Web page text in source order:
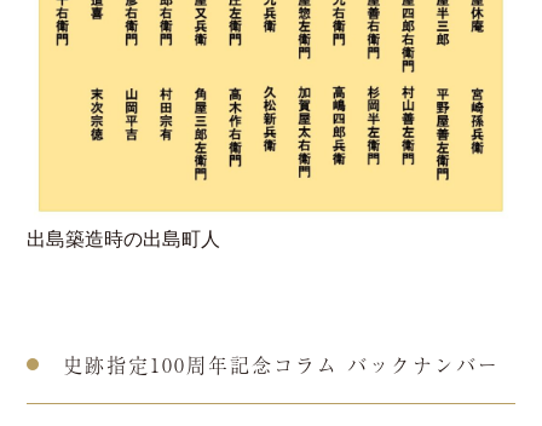
出島築造時の出島町人
史跡指定100周年記念コラム バックナンバー